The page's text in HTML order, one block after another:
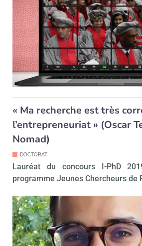
« Ma recherche est très
l’entrepreneuriat » (Oscar
Nomad)
DOCTORAT
Lauréat du concours I-PhD
programme Jeunes Chercheurs de